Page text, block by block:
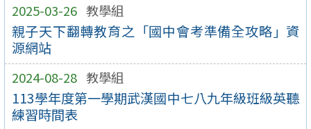
2025-03-26 教學組
親子天下翻轉教育之「國中會考準備全攻略」資
源網站
2024-08-28 教學組
113學年度第一學期武漢國中七八九年級班級英聽
練習時間表